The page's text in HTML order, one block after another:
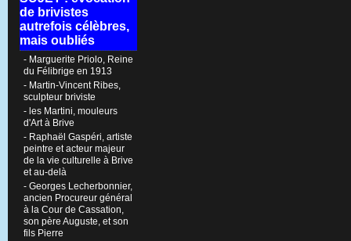
de brivistes
autrefois célèbres,
mais oubliés
- Marguerite Priolo, Reine
du Félibrige en 1913
- Martin-Vincent Ribes,
sculpteur briviste
- les Martini, mouleurs
d'Art à Brive
- Raphaël Gaspéri, artiste
peintre et acteur majeur
de la vie culturelle à Brive
et au-delà
- Georges Lecherbonnier,
ancien Procureur général
à la Cour de Cassation,
son père Auguste, et son
fils Pierre